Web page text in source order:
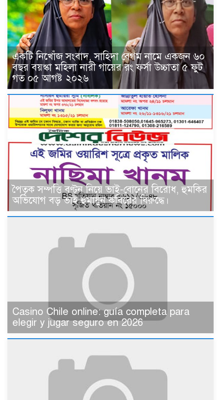
একটি নিখোঁজ সংবাদ, সাহিদা বেগম নামে একজন ৬০
বছর বয়স্কা মহিলা নারী গায়ের রং ফর্সা উচ্চাতা ৫ ফুট
গত ০৫ আগষ্ট ২০২৬
পৈতৃক সম্পত্তি বণ্টন নিয়ে ভাই-বোনের বিরোধ, হুমকির
অভিযোগ বড় ভাই হুমায়ুন কবিরের বিরুদ্ধে।
Casino Chile online: guía completa para
elegir y jugar seguro en 2026